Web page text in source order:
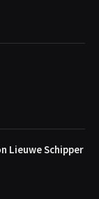
Lieuwe Schipper